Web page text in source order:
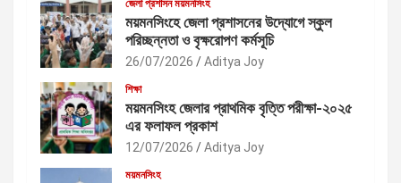
জেলা প্রশাসন ময়মনসিংহ
ময়মনসিংহে জেলা প্রশাসনের উদ্যোগে স্কুল
পরিচ্ছন্নতা ও বৃক্ষরোপণ কর্মসূচি
26/07/2026 Aditya Joy
শিক্ষা
ময়মনসিংহ জেলার প্রাথমিক বৃত্তি পরীক্ষা-২০২৫
এর ফলাফল প্রকাশ
12/07/2026 Aditya Joy
ময়মনসিংহ